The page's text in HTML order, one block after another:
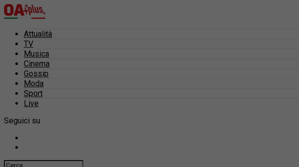
Attualità
TV
Musica
Cinema
Gossip
Moda
Sport
Live
Seguici su